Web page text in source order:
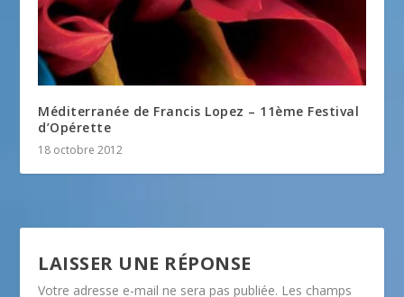
Méditerranée de Francis Lopez – 11ème Festival
d’Opérette
18 octobre 2012
LAISSER UNE RÉPONSE
Votre adresse e-mail ne sera pas publiée. Les champs